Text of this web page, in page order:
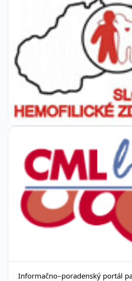
Informačno–poradenský portál